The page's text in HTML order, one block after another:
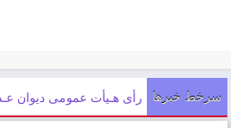
سرخط خبرها رأی هـیأت عمومی دیوان عـدالت اداری به